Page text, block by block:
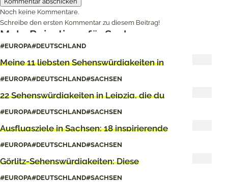
Noch keine Kommentare.
Schreibe den ersten Kommentar zu diesem Beitrag!
Mehr Reisetipps für Sachsen
#EUROPA#DEUTSCHLAND
Meine 11 liebsten Sehenswürdigkeiten in
#EUROPA#DEUTSCHLAND#SACHSEN
22 Sehenswürdigkeiten in Leipzig, die du
#EUROPA#DEUTSCHLAND#SACHSEN
Ausflugsziele in Sachsen: 18 inspirierende
#EUROPA#DEUTSCHLAND#SACHSEN
Görlitz-Sehenswürdigkeiten: Diese
#EUROPA#DEUTSCHLAND#SACHSEN